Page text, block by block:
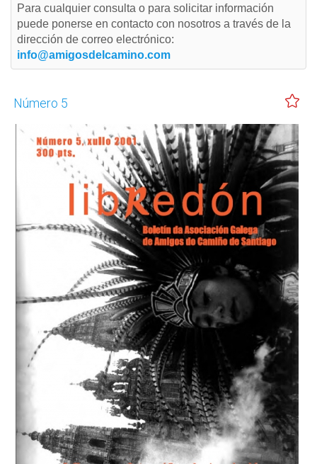
Para cualquier consulta o para solicitar información
puede ponerse en contacto con nosotros a través de la
dirección de correo electrónico:
info@amigosdelcamino.com
Número 5